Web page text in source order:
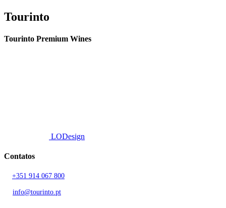
Tourinto
Tourinto Premium Wines
LODesign
Contatos
+351 914 067 800
info@tourinto.pt